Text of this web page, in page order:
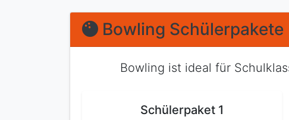
Bowling Schülerpakete
Bowling ist ideal für
Schülerpaket 1